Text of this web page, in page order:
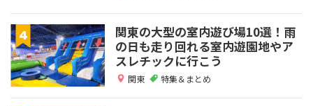
関東の大型の室内遊び場10選！雨
の日も走り回れる室内遊園地やア
スレチックに行こう
関東 特集＆まとめ